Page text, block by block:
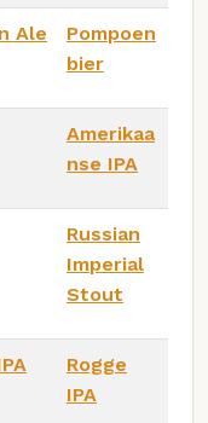
Ale
Pompoen
bier
Amerikaa
nse IPA
Russian
Imperial
Stout
Rogge
IPA